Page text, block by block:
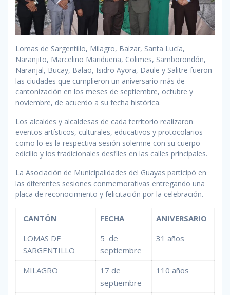
Lomas de Sargentillo, Milagro, Balzar, Santa Lucía,
Naranjito, Marcelino Maridueña, Colimes, Samborondón,
Naranjal, Bucay, Balao, Isidro Ayora, Daule y Salitre fueron
las ciudades que cumplieron un aniversario más de
cantonización en los meses de septiembre, octubre y
noviembre, de acuerdo a su fecha histórica.
Los alcaldes y alcaldesas de cada territorio realizaron
eventos artísticos, culturales, educativos y protocolarios
como lo es la respectiva sesión solemne con su cuerpo
edicilio y los tradicionales desfiles en las calles principales.
La Asociación de Municipalidades del Guayas participó en
las diferentes sesiones conmemorativas entregando una
placa de reconocimiento y felicitación por la celebración.
CANTÓN FECHA
ANIVERSARIO
LOMAS DE
SARGENTILLO
5 de
septiembre
31 años
MILAGRO
17 de
septiembre
110 años